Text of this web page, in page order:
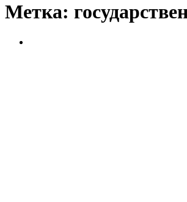
Метка: